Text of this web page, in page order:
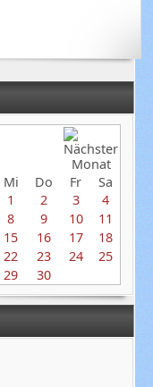
Mi Do Fr
Sa
1
2 3
4
8 9 10
11
15 16 17
18
22 23 24
25
29 30